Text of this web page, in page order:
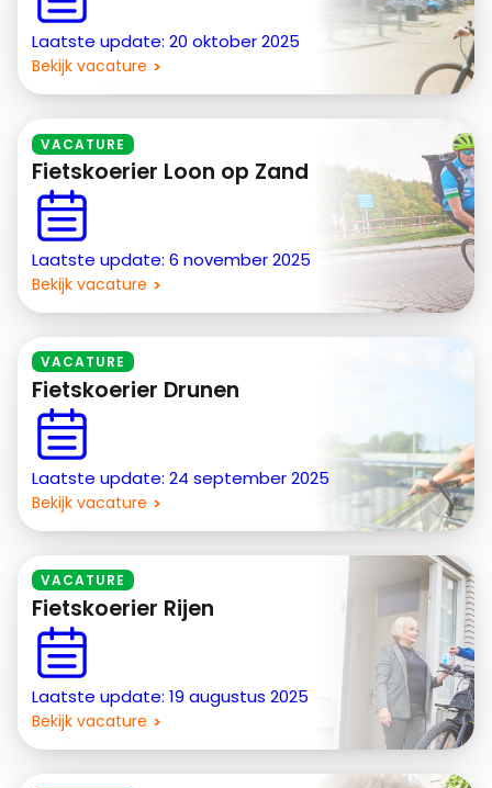
Laatste update: 20 oktober 2025
Bekijk vacature
VACATURE
Fietskoerier Loon op Zand
Laatste update: 6 november 2025
Bekijk vacature
VACATURE
Fietskoerier Drunen
Laatste update: 24 september 2025
Bekijk vacature
VACATURE
Fietskoerier Rijen
Laatste update: 19 augustus 2025
Bekijk vacature